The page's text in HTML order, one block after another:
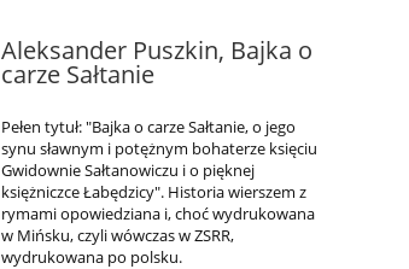
Aleksander Puszkin, Bajka o
carze Sałtanie
Pełen tytuł: "Bajka o carze Sałtanie, o jego
synu sławnym i potężnym bohaterze księciu
Gwidownie Sałtanowiczu i o pięknej
księżniczce Łabędzicy". Historia wierszem z
rymami opowiedziana i, choć wydrukowana
w Mińsku, czyli wówczas w ZSRR,
wydrukowana po polsku.